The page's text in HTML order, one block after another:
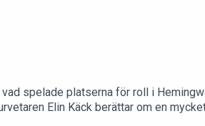
spelade platserna för roll i
Elin Käck berättar om en